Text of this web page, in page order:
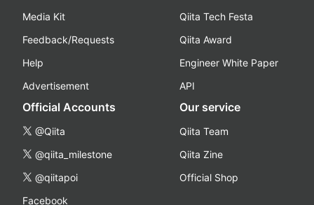
Media Kit
Feedback/Requests
Help
Advertisement
Qiita Tech Festa
Qiita Award
Engineer White Paper
API
Official Accounts
@Qiita
@qiita_milestone
@qiitapoi
Facebook
Our service
Qiita Team
Qiita Zine
Official Shop